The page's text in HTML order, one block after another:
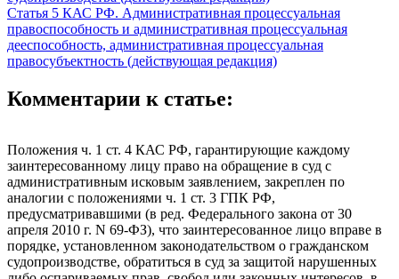
Статья 5 КАС РФ. Административная процессуальная
правоспособность и административная процессуальная
дееспособность, административная процессуальная
правосубъектность (действующая редакция)
Комментарии к статье:
Положения ч. 1 ст. 4 КАС РФ, гарантирующие каждому
заинтересованному лицу право на обращение в суд с
административным исковым заявлением, закреплен по
аналогии с положениями ч. 1 ст. 3 ГПК РФ,
предусматривавшими (в ред. Федерального закона от 30
апреля 2010 г. N 69-ФЗ), что заинтересованное лицо вправе в
порядке, установленном законодательством о гражданском
судопроизводстве, обратиться в суд за защитой нарушенных